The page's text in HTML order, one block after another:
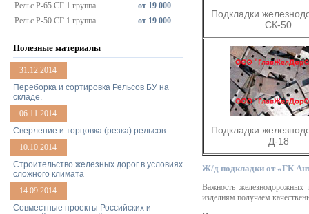
Рельс Р-65 СГ 1 группа
от 19 000
Рельс Р-50 СГ 1 группа
от 19 000
Полезные материалы
31.12.2014
Переборка и сортировка Рельсов БУ на
складе.
06.11.2014
Сверление и торцовка (резка) рельсов
10.10.2014
Строительство железных дорог в условиях
сложного климата
14.09.2014
Совместные проекты Российских и
Подкладки
СК-50
Подкладки
Д-18
Ж/д подкладки от «ГК
Важность железнодорожных
изделиям получаем